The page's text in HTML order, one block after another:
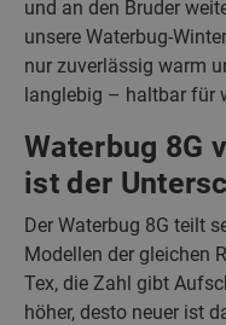
und an den Bruder
unsere Waterbug-
nur zuverlässig warm
langlebig – haltbar für
Waterbug 8G
ist der
Der Waterbug 8G teilt
Modellen der gleichen
Tex, die Zahl gibt
höher, desto neuer ist